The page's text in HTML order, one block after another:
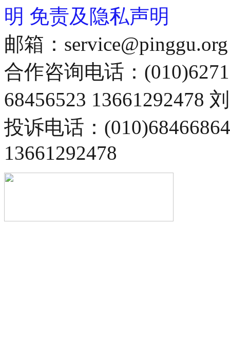
明 免责及隐私声明
邮箱：service@pinggu.org
合作咨询电话：
68456523 13661292478
投诉电话：
13661292478